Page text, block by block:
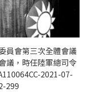
員會第三次全體會議
議，時任陸軍總司令
2021-07-
299